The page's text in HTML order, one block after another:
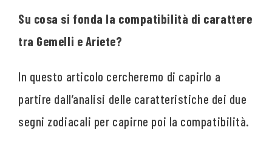
Su cosa si fonda la compatibilità di carattere
tra Gemelli e Ariete?
In questo articolo cercheremo di capirlo a
partire dall’analisi delle caratteristiche dei due
segni zodiacali per capirne poi la compatibilità.